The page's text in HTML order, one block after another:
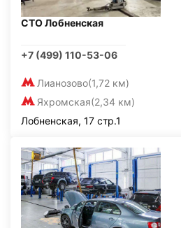
СТО Лобненская
+7 (499) 110-53-06
Лианозово(1,72 км)
Яхромская(2,34 км)
Лобненская, 17 стр.1